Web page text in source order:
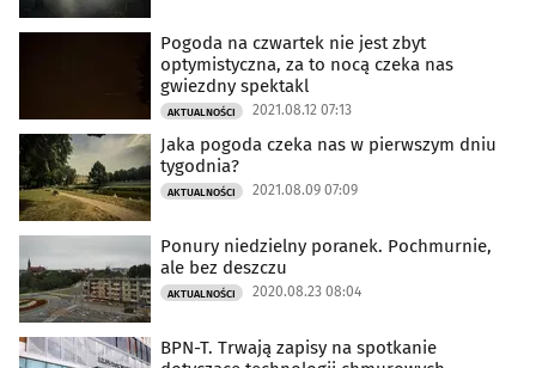
Pogoda na czwartek nie jest zbyt
optymistyczna, za to nocą czeka nas
gwiezdny spektakl
AKTUALNOŚCI 2021.08.12 07:13
Jaka pogoda czeka nas w pierwszym dniu
tygodnia?
AKTUALNOŚCI 2021.08.09 07:09
Ponury niedzielny poranek. Pochmurnie,
ale bez deszczu
AKTUALNOŚCI 2020.08.23 08:04
BPN-T. Trwają zapisy na spotkanie